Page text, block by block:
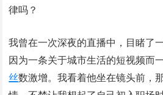
律吗？
我曾在一次深夜的直播中，目睹了
因为一条关于城市生活的短视频而
丝数激增。我看着他坐在镜头前，